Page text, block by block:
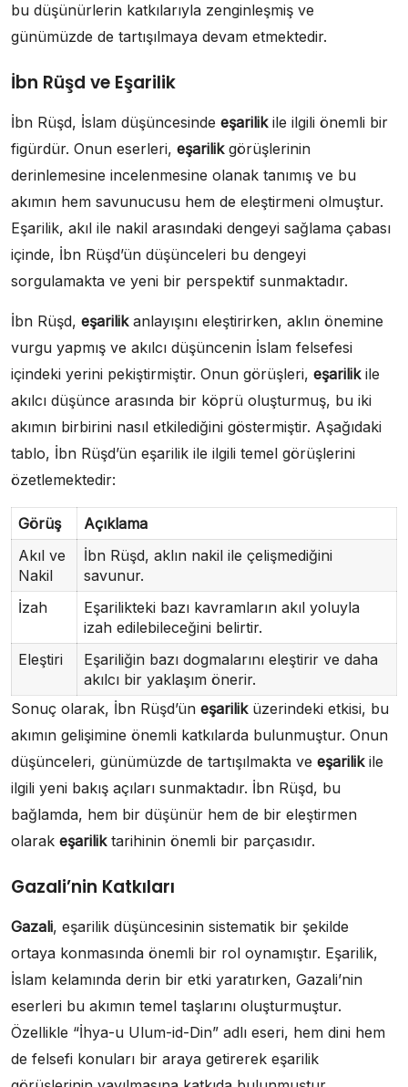
bu düşünürlerin katkılarıyla zenginleşmiş ve
günümüzde de tartışılmaya devam etmektedir.
İbn Rüşd ve Eşarilik
İbn Rüşd, İslam düşüncesinde eşarilikile ilgili önemli bir
figürdür. Onun eserleri, eşarilikgörüşlerinin
derinlemesine incelenmesine olanak tanımış ve bu
akımın hem savunucusu hem de eleştirmeni olmuştur.
Eşarilik, akıl ile nakil arasındaki dengeyi sağlama çabası
içinde, İbn Rüşd’ün düşünceleri bu dengeyi
sorgulamakta ve yeni bir perspektif sunmaktadır.
İbn Rüşd, eşarilikanlayışını eleştirirken, aklın önemine
vurgu yapmış ve akılcı düşüncenin İslam felsefesi
içindeki yerini pekiştirmiştir. Onun görüşleri, eşarilikile
akılcı düşünce arasında bir köprü oluşturmuş, bu iki
akımın birbirini nasıl etkilediğini göstermiştir. Aşağıdaki
tablo, İbn Rüşd’ün eşarilik ile ilgili temel görüşlerini
özetlemektedir:
Görüş
Açıklama
Akıl ve
Nakil
İbn Rüşd, aklın nakil ile çelişmediğini
savunur.
İzah
Eşarilikteki bazı kavramların akıl yoluyla
izah edilebileceğini belirtir.
Eleştiri
Eşariliğin bazı dogmalarını eleştirir ve daha
akılcı bir yaklaşım önerir.
Sonuç olarak, İbn Rüşd’ün eşariliküzerindeki etkisi, bu
akımın gelişimine önemli katkılarda bulunmuştur. Onun
düşünceleri, günümüzde de tartışılmakta ve eşarilikile
ilgili yeni bakış açıları sunmaktadır. İbn Rüşd, bu
bağlamda, hem bir düşünür hem de bir eleştirmen
olarak eşariliktarihinin önemli bir parçasıdır.
Gazali’nin Katkıları
Gazali, eşarilik düşüncesinin sistematik bir şekilde
ortaya konmasında önemli bir rol oynamıştır. Eşarilik,
İslam kelamında derin bir etki yaratırken, Gazali’nin
eserleri bu akımın temel taşlarını oluşturmuştur.
Özellikle “İhya-u Ulum-id-Din” adlı eseri, hem dini hem
de felsefi konuları bir araya getirerek eşarilik